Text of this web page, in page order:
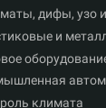
дифы, узо
и
климата